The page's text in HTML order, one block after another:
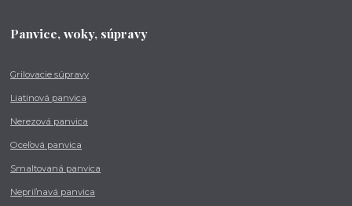
Panvice, woky, súpravy
Grilovacie súpravy
Liatinová panvica
Nerezová panvica
Oceľová panvica
Smaltovaná panvica
Nepriľnavá panvica